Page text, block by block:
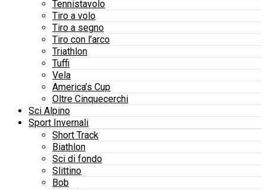
Tennistavolo
Tiro a volo
Tiro a segno
Tiro con l’arco
Triathlon
Tuffi
Vela
America’s Cup
Oltre Cinquecerchi
Sci Alpino
Sport Invernali
Short Track
Biathlon
Sci di fondo
Slittino
Bob